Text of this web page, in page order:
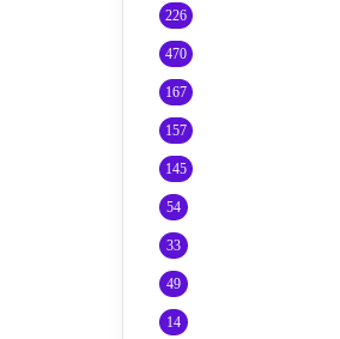
226
470
167
157
145
54
33
49
14